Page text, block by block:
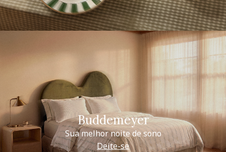
Buddemeyer
Sua melhor noite de sono
Deite-se